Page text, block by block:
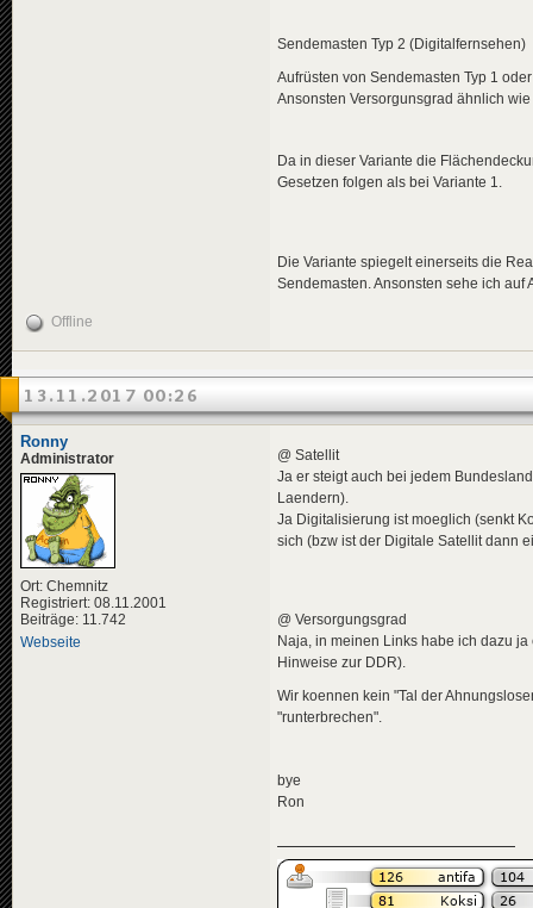
Sendemasten Typ 2 (Digitalfernsehen)
Aufrüsten von Sendemasten Typ 1
Ansonsten Versorgunsgrad ähnlich wie
Da in dieser Variante die
Gesetzen folgen als bei Variante 1.
Die Variante spiegelt einerseits die
Sendemasten. Ansonsten sehe ich auf
Offline
13.11.2017 00:26
Ronny
Administrator
Ort: Chemnitz
Registriert: 08.11.2001
Beiträge: 11.742
Webseite
@ Satellit
Ja er steigt auch bei jedem
Laendern).
Ja Digitalisierung ist moeglich (senkt
sich (bzw ist der Digitale Satellit dann
@ Versorgungsgrad
Naja, in meinen Links habe ich dazu
Hinweise zur DDR).
Wir koennen kein "Tal der
"runterbrechen".
bye
Ron